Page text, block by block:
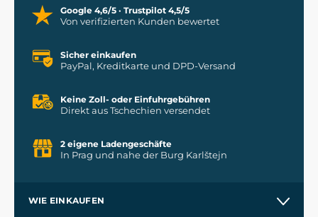
Google 4,6/5 · Trustpilot 4,5/5
Von verifizierten Kunden bewertet
Sicher einkaufen
PayPal, Kreditkarte und DPD-Versand
Keine Zoll- oder Einfuhrgebühren
Direkt aus Tschechien versendet
2 eigene Ladengeschäfte
In Prag und nahe der Burg Karlštejn
WIE EINKAUFEN